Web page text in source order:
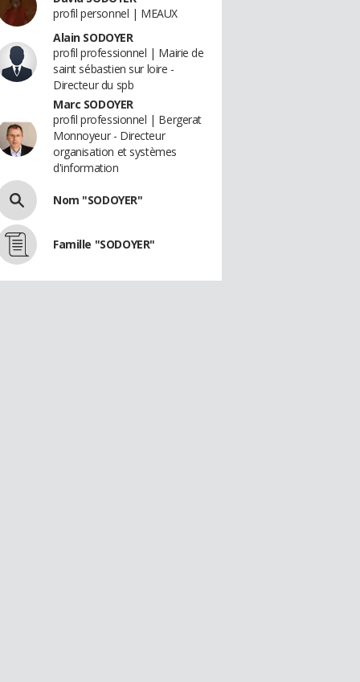
profil personnel | MEAUX
Alain SODOYER
profil professionnel | Mairie de
saint sébastien sur loire -
Directeur du spb
Marc SODOYER
profil professionnel | Bergerat
Monnoyeur - Directeur
organisation et systèmes
d'information
Nom "SODOYER"
Famille "SODOYER"